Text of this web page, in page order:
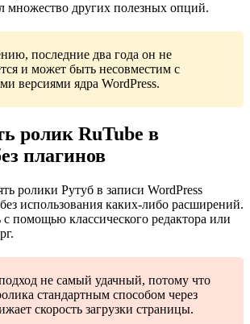
множество других полезных опций.
последние два года он не
и может быть несовместим с
версиями ядра WordPress.
ролик RuTube в
плагинов
ролики Рутуб в записи WordPress
использования каких-либо расширений.
помощью классического редактора или
не самый удачный, потому что
стандартным способом через
скорость загрузки страницы.